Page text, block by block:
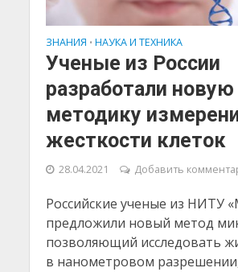
ЗНАНИЯ • НАУКА И ТЕХНИКА
Ученые из России
разработали новую
методику
жесткости клеток
28.04.2021 Добавить
Российские ученые из НИТУ
предложили новый метод
позволяющий исследовать
в нанометровом разрешении,